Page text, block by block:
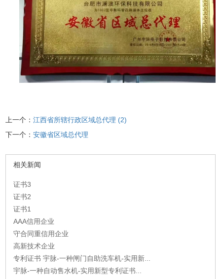
上一个：江西省所辖行政区域总代理 (2)
下一个：安徽省区域总代理
相关新闻
证书3
证书2
证书1
AAA信用企业
守合同重信用企业
高新技术企业
专利证书 宇脉-一种闸门自助洗车机-实用新...
宇脉-一种自动售水机-实用新型专利证书...